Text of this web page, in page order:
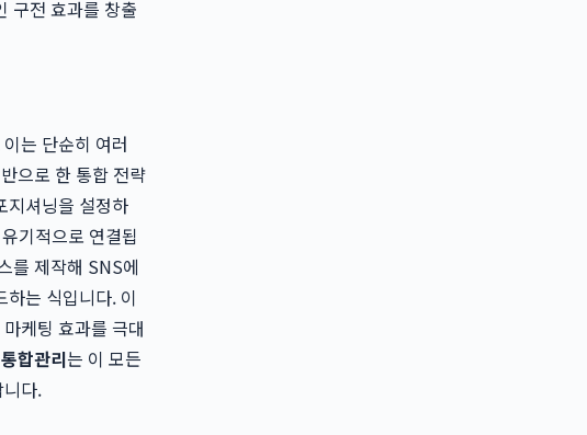
구전 효과를 창출
는 단순히 여러
으로 한 통합 전략
지셔닝을 설정하
기적으로 연결됩
를 제작해 SNS에
는 식입니다. 이
케팅 효과를 극대
합관리는 이 모든
다.